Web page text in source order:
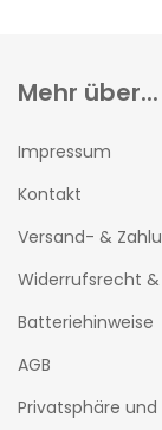
Mehr über...
Impressum
Kontakt
Versand- &
Widerrufsrecht
Batteriehinweise
AGB
Privatsphäre